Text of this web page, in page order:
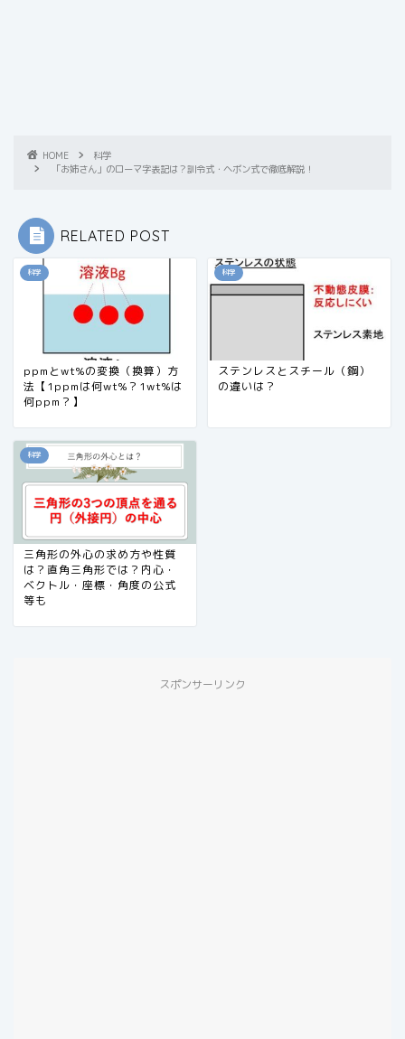
HOME
科学
「お姉さん」のローマ字表記は？訓令式・ヘボン式で徹底解説！
RELATED POST
科学
ppmとwt%の変換（換算）方
法【1ppmは何wt%？1wt%は
何ppm？】
科学
ステンレスとスチール（鋼）
の違いは？
科学
三角形の外心の求め方や性質
は？直角三角形では？内心・
ベクトル・座標・角度の公式
等も
スポンサーリンク